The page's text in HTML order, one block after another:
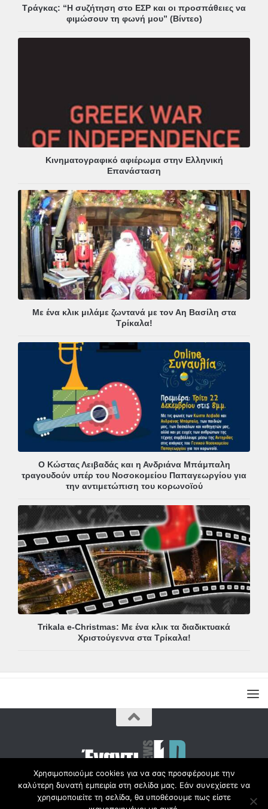
Τράγκας: “Η συζήτηση στο ΕΣΡ και οι προσπάθειες να
φιμώσουν τη φωνή μου” (Βίντεο)
Κινηματογραφικό αφιέρωμα στην Ελληνική
Επανάσταση
Με ένα κλικ μιλάμε ζωντανά με τον Αη Βασίλη στα
Τρίκαλα!
Ο Κώστας Λειβαδάς και η Ανδριάνα Μπάμπαλη
τραγουδούν υπέρ του Νοσοκομείου Παπαγεωργίου για
την αντιμετώπιση του κορωνοϊού
Trikala e-Christmas: Με ένα κλικ τα διαδικτυακά
Χριστούγεννα στα Τρίκαλα!
Copyright © Radio1d.gr 2012-2017 |
Χρησιμοποιούμε cookies για να σας προσφέρουμε την
καλύτερη δυνατή εμπειρία στη σελίδα μας. Εάν συνεχίσετε να
χρησιμοποιείτε τη σελίδα, θα υποθέσουμε πως είστε